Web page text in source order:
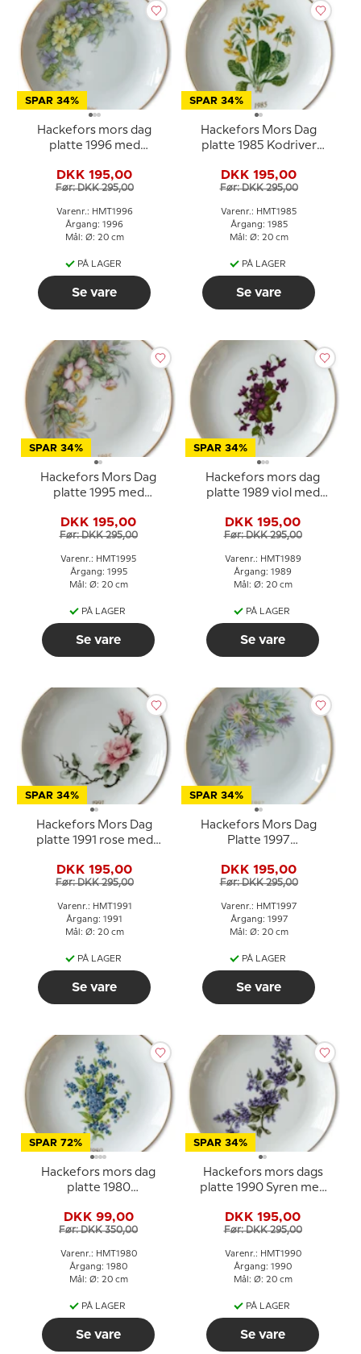
SPAR 34%
Hackefors mors dag
platte 1996 med
DKK 195,00
Før: DKK 295,00
Varenr.: HMT1996
Årgang: 1996
Mål: Ø: 20 cm
PÅ LAGER
Se vare
SPAR 34%
Hackefors Mors Dag
platte 1985 Kodriver
DKK 195,00
Før: DKK 295,00
Varenr.: HMT1985
Årgang: 1985
Mål: Ø: 20 cm
PÅ LAGER
Se vare
SPAR 34%
Hackefors Mors Dag
platte 1995 med
DKK 195,00
Før: DKK 295,00
Varenr.: HMT1995
Årgang: 1995
Mål: Ø: 20 cm
PÅ LAGER
Se vare
SPAR 34%
Hackefors mors dag
platte 1989 viol med
DKK 195,00
Før: DKK 295,00
Varenr.: HMT1989
Årgang: 1989
Mål: Ø: 20 cm
PÅ LAGER
Se vare
SPAR 34%
Hackefors Mors Dag
platte 1991 rose med
DKK 195,00
Før: DKK 295,00
Varenr.: HMT1991
Årgang: 1991
Mål: Ø: 20 cm
PÅ LAGER
Se vare
SPAR 34%
Hackefors Mors Dag
Platte 1997
Guldkant
DKK 195,00
Før: DKK 295,00
Varenr.: HMT1997
Årgang: 1997
Mål: Ø: 20 cm
PÅ LAGER
Se vare
SPAR 72%
Hackefors mors dag
platte 1980
guldkant
DKK 99,00
Før: DKK 350,00
Varenr.: HMT1980
Årgang: 1980
Mål: Ø: 20 cm
PÅ LAGER
Se vare
SPAR 34%
Hackefors mors dags
platte 1990 Syren med
DKK 195,00
Før: DKK 295,00
Varenr.: HMT1990
Årgang: 1990
Mål: Ø: 20 cm
PÅ LAGER
Se vare